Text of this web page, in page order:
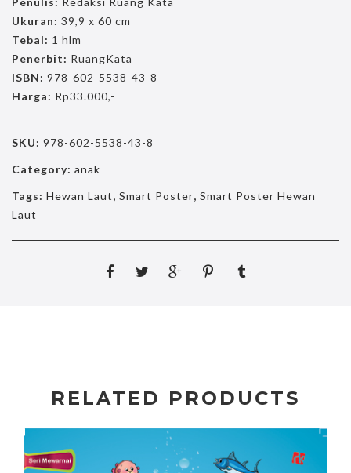
Ukuran: 39,9 x 60 cm
Tebal: 1 hlm
Penerbit: RuangKata
ISBN: 978-602-5538-43-8
Harga: Rp33.000,-
SKU: 978-602-5538-43-8
Category: anak
Tags: Hewan Laut, Smart Poster, Smart Poster Hewan
Laut
RELATED PRODUCTS